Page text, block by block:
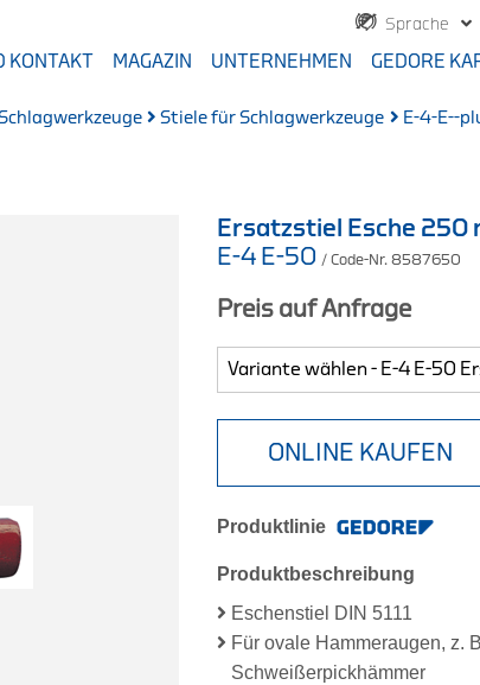
Sprache
KONTAKT MAGAZIN UNTERNEHMEN GEDORE
Stiele für Schlagwerkzeuge
E-4-E--
Ersatzstiel Esche 250
E-4 E-50 / Code-Nr. 8587650
Preis auf Anfrage
ONLINE KAUFEN
Produktlinie
Produktbeschreibung
Eschenstiel DIN 5111
Für ovale Hammeraugen, z.
Schweißerpickhämmer